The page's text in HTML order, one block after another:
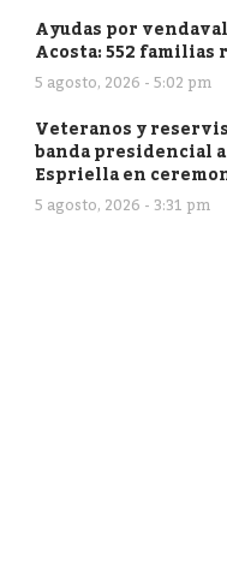
Ayudas por
Acosta: 552 familias
5 agosto, 2026 - 5:02 pm
Veteranos y
banda presidencial
Espriella en
5 agosto, 2026 - 3:31 pm